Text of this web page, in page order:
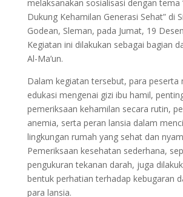
melaksanakan sosialisasi dengan tema
Dukung Kehamilan Generasi Sehat” di
Godean, Sleman, pada Jumat, 19
Kegiatan ini dilakukan sebagai bagian
Al-Ma’un.
Dalam kegiatan tersebut, para peserta
edukasi mengenai gizi ibu hamil,
pemeriksaan kehamilan secara rutin,
anemia, serta peran lansia dalam
lingkungan rumah yang sehat dan
Pemeriksaan kesehatan sederhana,
pengukuran tekanan darah, juga
bentuk perhatian terhadap kebugaran
para lansia.